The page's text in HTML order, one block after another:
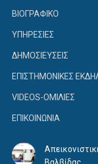
ΒΙΟΓΡΑΦΙΚΟ
ΥΠΗΡΕΣΙΕΣ
ΔΗΜΟΣΙΕΥΣΕΙΣ
ΕΠΙΣΤΗΜΟΝΙΚΕΣ
VIDEOS-ΟΜΙΛΙΕΣ
ΕΠΙΚΟΙΝΩΝΙΑ
Βαλβίδας